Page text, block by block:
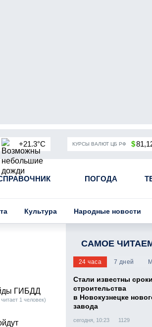
+21.3°C КУРСЫ ВАЛЮТ ЦБ РФ $
ПОГОДА
России Угольная промышленность
Культура Народные новости
ГИБДД
1 человек)
САМОЕ
24 часа 7 дней
Стали известны сроки
строительства
в Новокузнецке
завода
сегодня, 10:23 1129